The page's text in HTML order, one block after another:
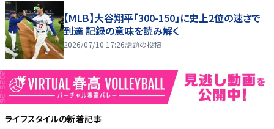
【MLB】大谷翔平「300-150」に史上2位の速さで
到達 記録の意味を読み解く
2026/07/10 17:26話題の投稿
ライフスタイルの新着記事